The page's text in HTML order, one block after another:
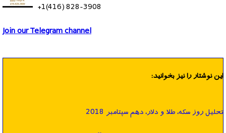
+1(416) 828-3908
Join our Telegram channel
این نوشتار را نیز بخوانید:
تحليل روز سكه، طلا و دلار، دهم سپتامبر 2018